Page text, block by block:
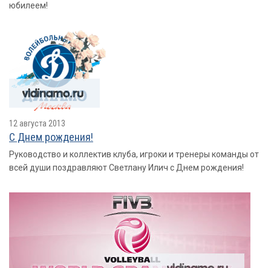
юбилеем!
12 августа 2013
С Днем рождения!
Руководство и коллектив клуба, игроки и тренеры команды от
всей души поздравляют Светлану Илич с Днем рождения!